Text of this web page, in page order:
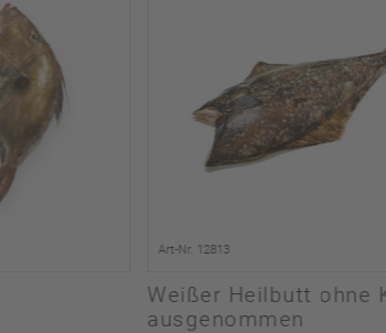
Art-Nr. 12813
Weißer Heilbutt ohne
ausgenommen